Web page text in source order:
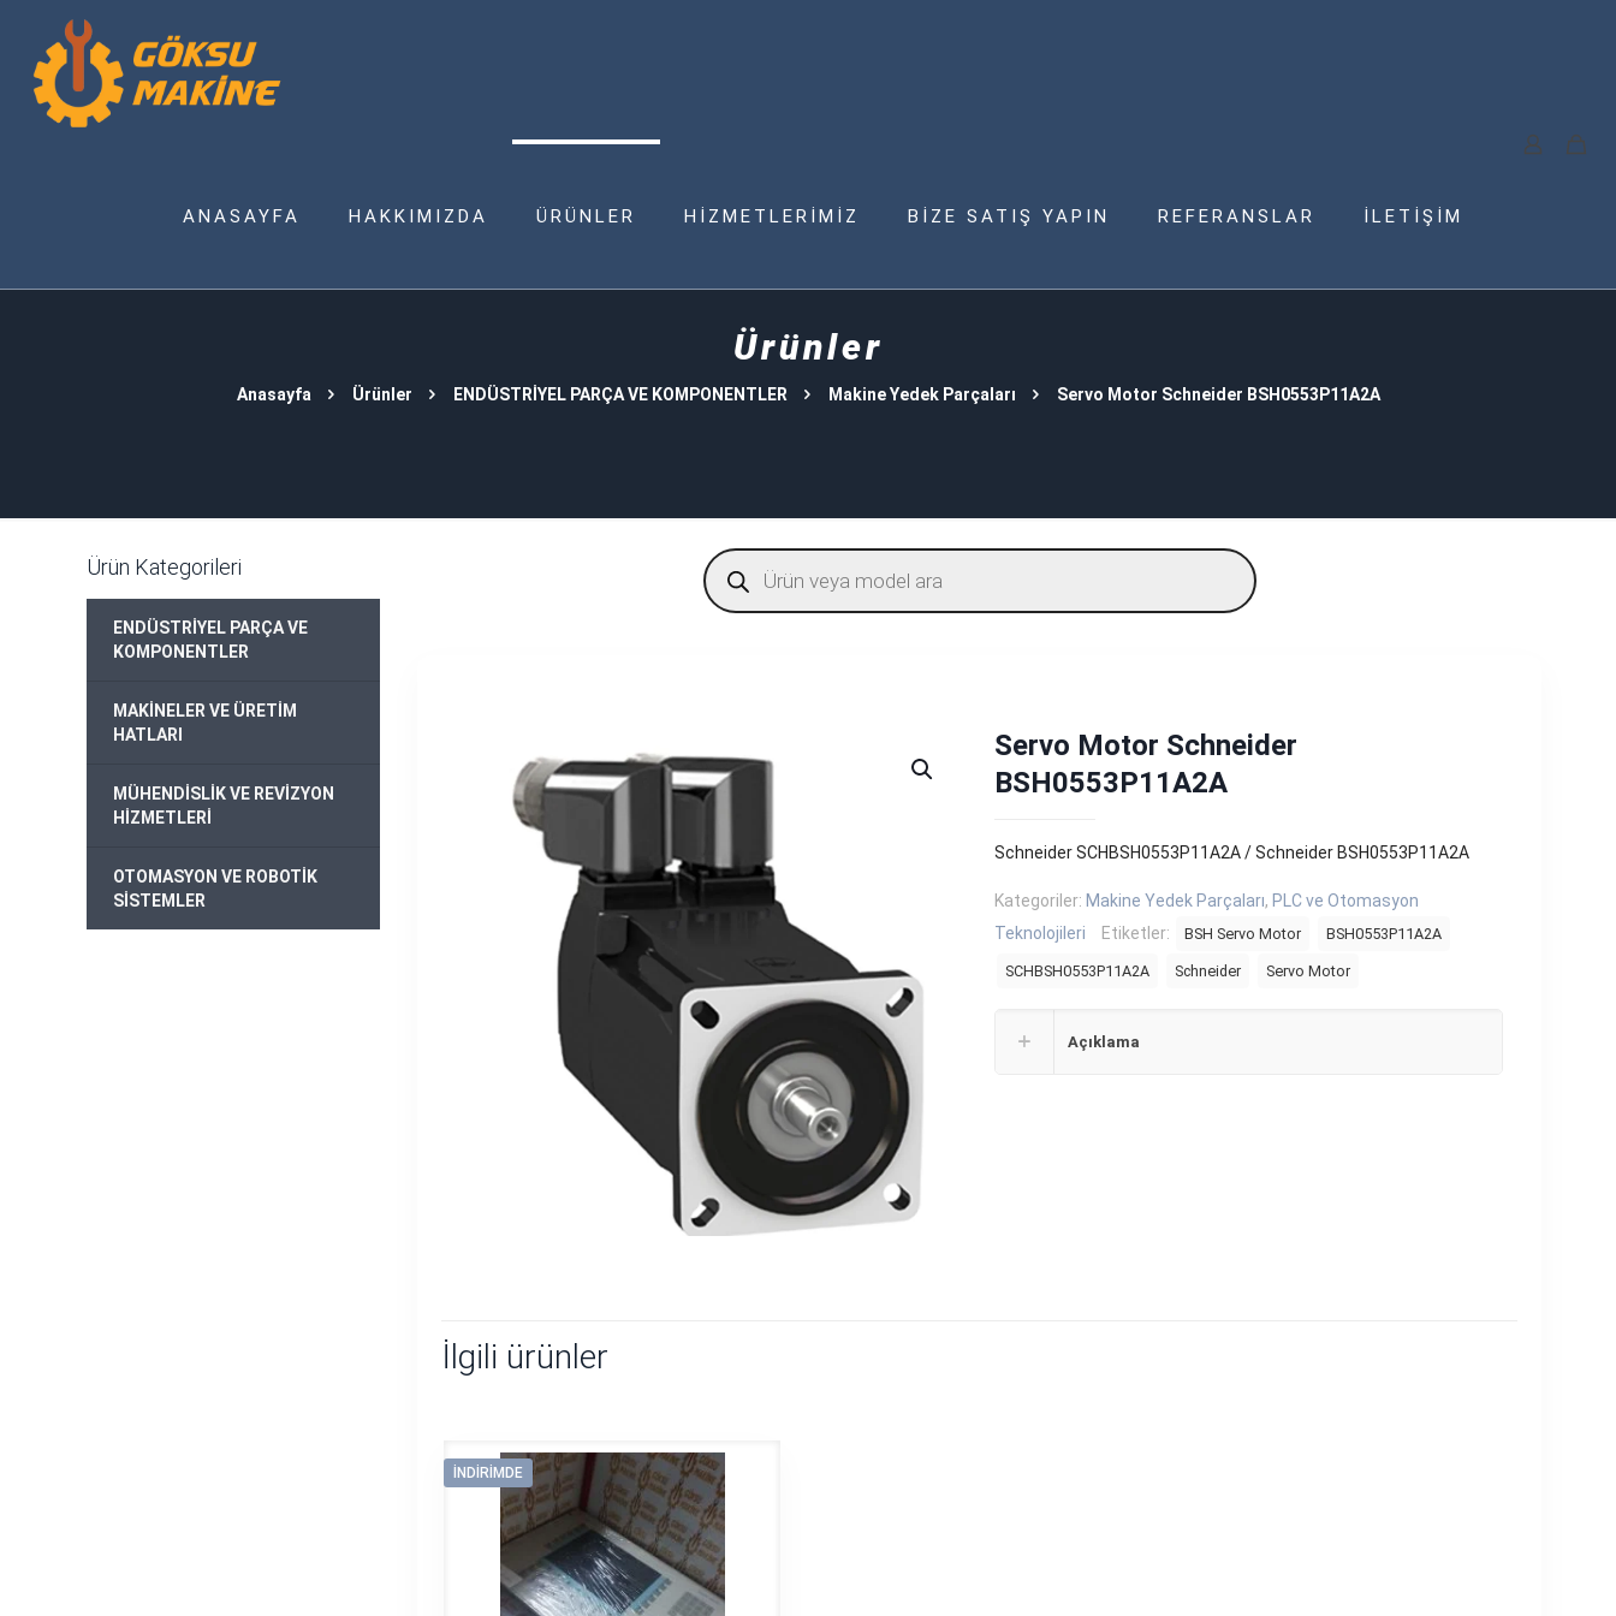
ANASAYFA HAKKIMIZDA ÜRÜNLER HİZMETLERİMİZ BİZE SATIŞ YAPIN REFERANSLAR İLETİŞİM
Ürünler
Anasayfa Ürünler ENDÜSTRİYEL PARÇA VE KOMPONENTLER Makine Yedek Parçaları Servo Motor Schneider BSH0553P11A2A
Products
search
Servo Motor Schneider
BSH0553P11A2A
Schneider SCHBSH0553P11A2A / Schneider BSH0553P11A2A
Kategoriler: Makine Yedek Parçaları, PLC ve Otomasyon
Teknolojileri
Etiketler: BSH Servo Motor BSH0553P11A2A
SCHBSH0553P11A2A Schneider Servo Motor
Açıklama
İlgili ürünler
İNDIRIMDE
Ürün Kategorileri
ENDÜSTRİYEL PARÇA VE
KOMPONENTLER
MAKİNELER VE ÜRETİM
HATLARI
MÜHENDİSLİK VE REVİZYON
HİZMETLERİ
OTOMASYON VE ROBOTİK
SİSTEMLER